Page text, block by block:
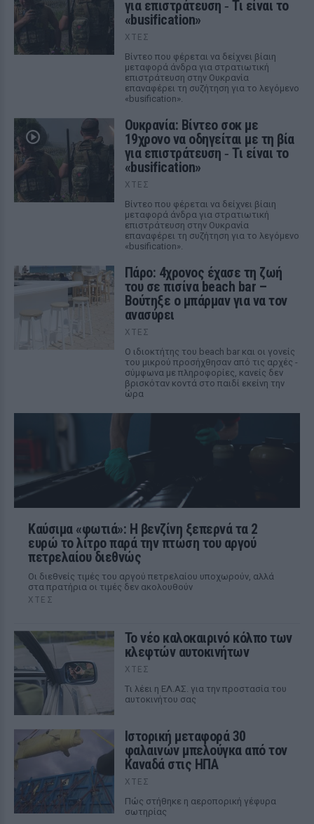
για επιστράτευση ‑ Τι είναι το
«busification»
ΧΤΕΣ
Βίντεο που φέρεται να δείχνει βίαιη
μεταφορά άνδρα για στρατιωτική
επιστράτευση στην Ουκρανία
επαναφέρει τη συζήτηση για το λεγόμενο
«busification».
Ουκρανία: Βίντεο σοκ με
19χρονο να οδηγείται με τη βία
για επιστράτευση ‑ Τι είναι το
«busification»
ΧΤΕΣ
Βίντεο που φέρεται να δείχνει βίαιη
μεταφορά άνδρα για στρατιωτική
επιστράτευση στην Ουκρανία
επαναφέρει τη συζήτηση για το λεγόμενο
«busification».
Πάρο: 4χρονος έχασε τη ζωή
του σε πισίνα beach bar –
Βούτηξε ο μπάρμαν για να τον
ανασύρει
ΧΤΕΣ
Ο ιδιοκτήτης του beach bar και οι γονείς
του μικρού προσήχθησαν από τις αρχές -
σύμφωνα με πληροφορίες, κανείς δεν
βρισκόταν κοντά στο παιδί εκείνη την
ώρα
Καύσιμα «φωτιά»: Η βενζίνη ξεπερνά τα 2
ευρώ το λίτρο παρά την πτώση του αργού
πετρελαίου διεθνώς
Οι διεθνείς τιμές του αργού πετρελαίου υποχωρούν, αλλά
στα πρατήρια οι τιμές δεν ακολουθούν
ΧΤΕΣ
Το νέο καλοκαιρινό κόλπο των
κλεφτών αυτοκινήτων
ΧΤΕΣ
Tι λέει η ΕΛ.ΑΣ. για την προστασία του
αυτοκινήτου σας
Ιστορική μεταφορά 30
φαλαινών μπελούγκα από τον
Καναδά στις ΗΠΑ
ΧΤΕΣ
Πώς στήθηκε η αεροπορική γέφυρα
σωτηρίας